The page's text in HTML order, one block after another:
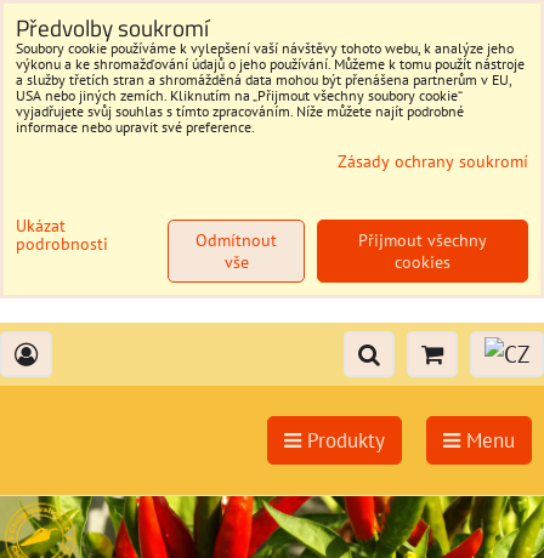
Produkty Menu
Předvolby soukromí
Soubory cookie používáme k vylepšení vaší návštěvy tohoto webu, k analýze jeho
výkonu a ke shromažďování údajů o jeho používání. Můžeme k tomu použít nástroje
a služby třetích stran a shromážděná data mohou být přenášena partnerům v EU,
USA nebo jiných zemích. Kliknutím na „Přijmout všechny soubory cookie“
vyjadřujete svůj souhlas s tímto zpracováním. Níže můžete najít podrobné
informace nebo upravit své preference.
Zásady ochrany soukromí
Ukázat
podrobnosti
Přijmout všechny
cookies
Odmítnout
vše